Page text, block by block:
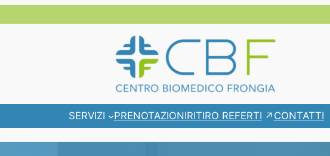
SERVIZI PRENOTAZIONIRITIRO REFERTI CONTATTI